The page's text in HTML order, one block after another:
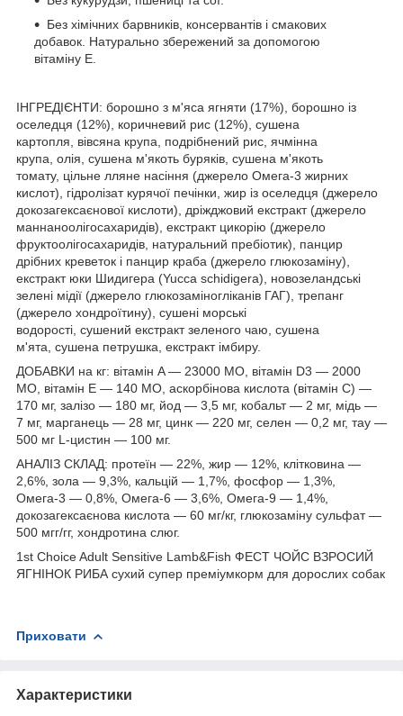
Без хімічних барвників, консервантів і смакових
добавок. Натурально збережений за допомогою
вітаміну Е.
ІНГРЕДІЄНТИ: борошно з м'яса ягняти (17%), борошно із
оселедця (12%), коричневий рис (12%), сушена
картопля, вівсяна крупа, подрібнений рис, ячмінна
крупа, олія, сушена м'якоть буряків, сушена м'якоть
томату, цільне лляне насіння (джерело Омега-3 жирних
кислот), гідролізат курячої печінки, жир із оселедця (джерело
докозагексаєнової кислоти), дріжджовий екстракт (джерело
маннаноолігосахаридів), екстракт цикорію (джерело
фруктоолігосахаридів, натуральний пребіотик), панцир
дрібних креветок і панцир краба (джерело глюкозаміну),
екстракт юки Шидигера (Yucca schidigera), новозеландські
зелені мідії (джерело глюкозаміногліканів ГАГ), трепанг
(джерело хондроїтину), сушені морські
водорості, сушений екстракт зеленого чаю, сушена
м'ята, сушена петрушка, екстракт імбиру.
ДОБАВКИ на кг: вітамін A — 23000 МО, вітамін D3 — 2000
МО, вітамін Е — 140 МО, аскорбінова кислота (вітамін С) —
170 мг, залізо — 180 мг, йод — 3,5 мг, кобальт — 2 мг, мідь —
7 мг, марганець — 28 мг, цинк — 220 мг, селен — 0,2 мг, тау —
500 мг L-цистин — 100 мг.
АНАЛІЗ СКЛАД: протеїн — 22%, жир — 12%, клітковина —
2,6%, зола — 9,3%, кальцій — 1,7%, фосфор — 1,3%,
Омега-3 — 0,8%, Омега-6 — 3,6%, Омега-9 — 1,4%,
докозагексаєнова кислота — 60 мг/кг, глюкозаміну сульфат —
500 мгг/гг, хондротина слюг.
1st Choice Adult Sensitive Lamb&Fish ФЕСТ ЧОЙС ВЗРОСИЙ
ЯГНІНОК РИБА сухий супер преміумкорм для дорослих собак
Приховати
Характеристики